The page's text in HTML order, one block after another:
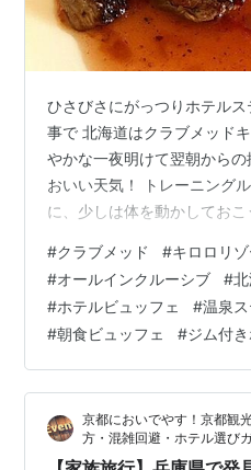
ひさびさにがっつりホテル
事で 北海道はクラブメッド
やかな一夜明けて翌朝から
おいい天気！ トレーニング
に、少しは体を動かしてお
あるけどここかな。。。？
ジムやお風呂は別棟にあるん
らう時に説明は受けていた、
ンドをピッとして入場。 マ
ナンスされてました。 お水
体を動かしたら朝ごはん…
#クラブメッド #キロロリゾ
#オールインクルーシブ #
#ホテルビュッフェ #温泉
#朝食ビュッフェ #ジム付
京都においでやす！京都観
方・混雑回避・ホテル選び